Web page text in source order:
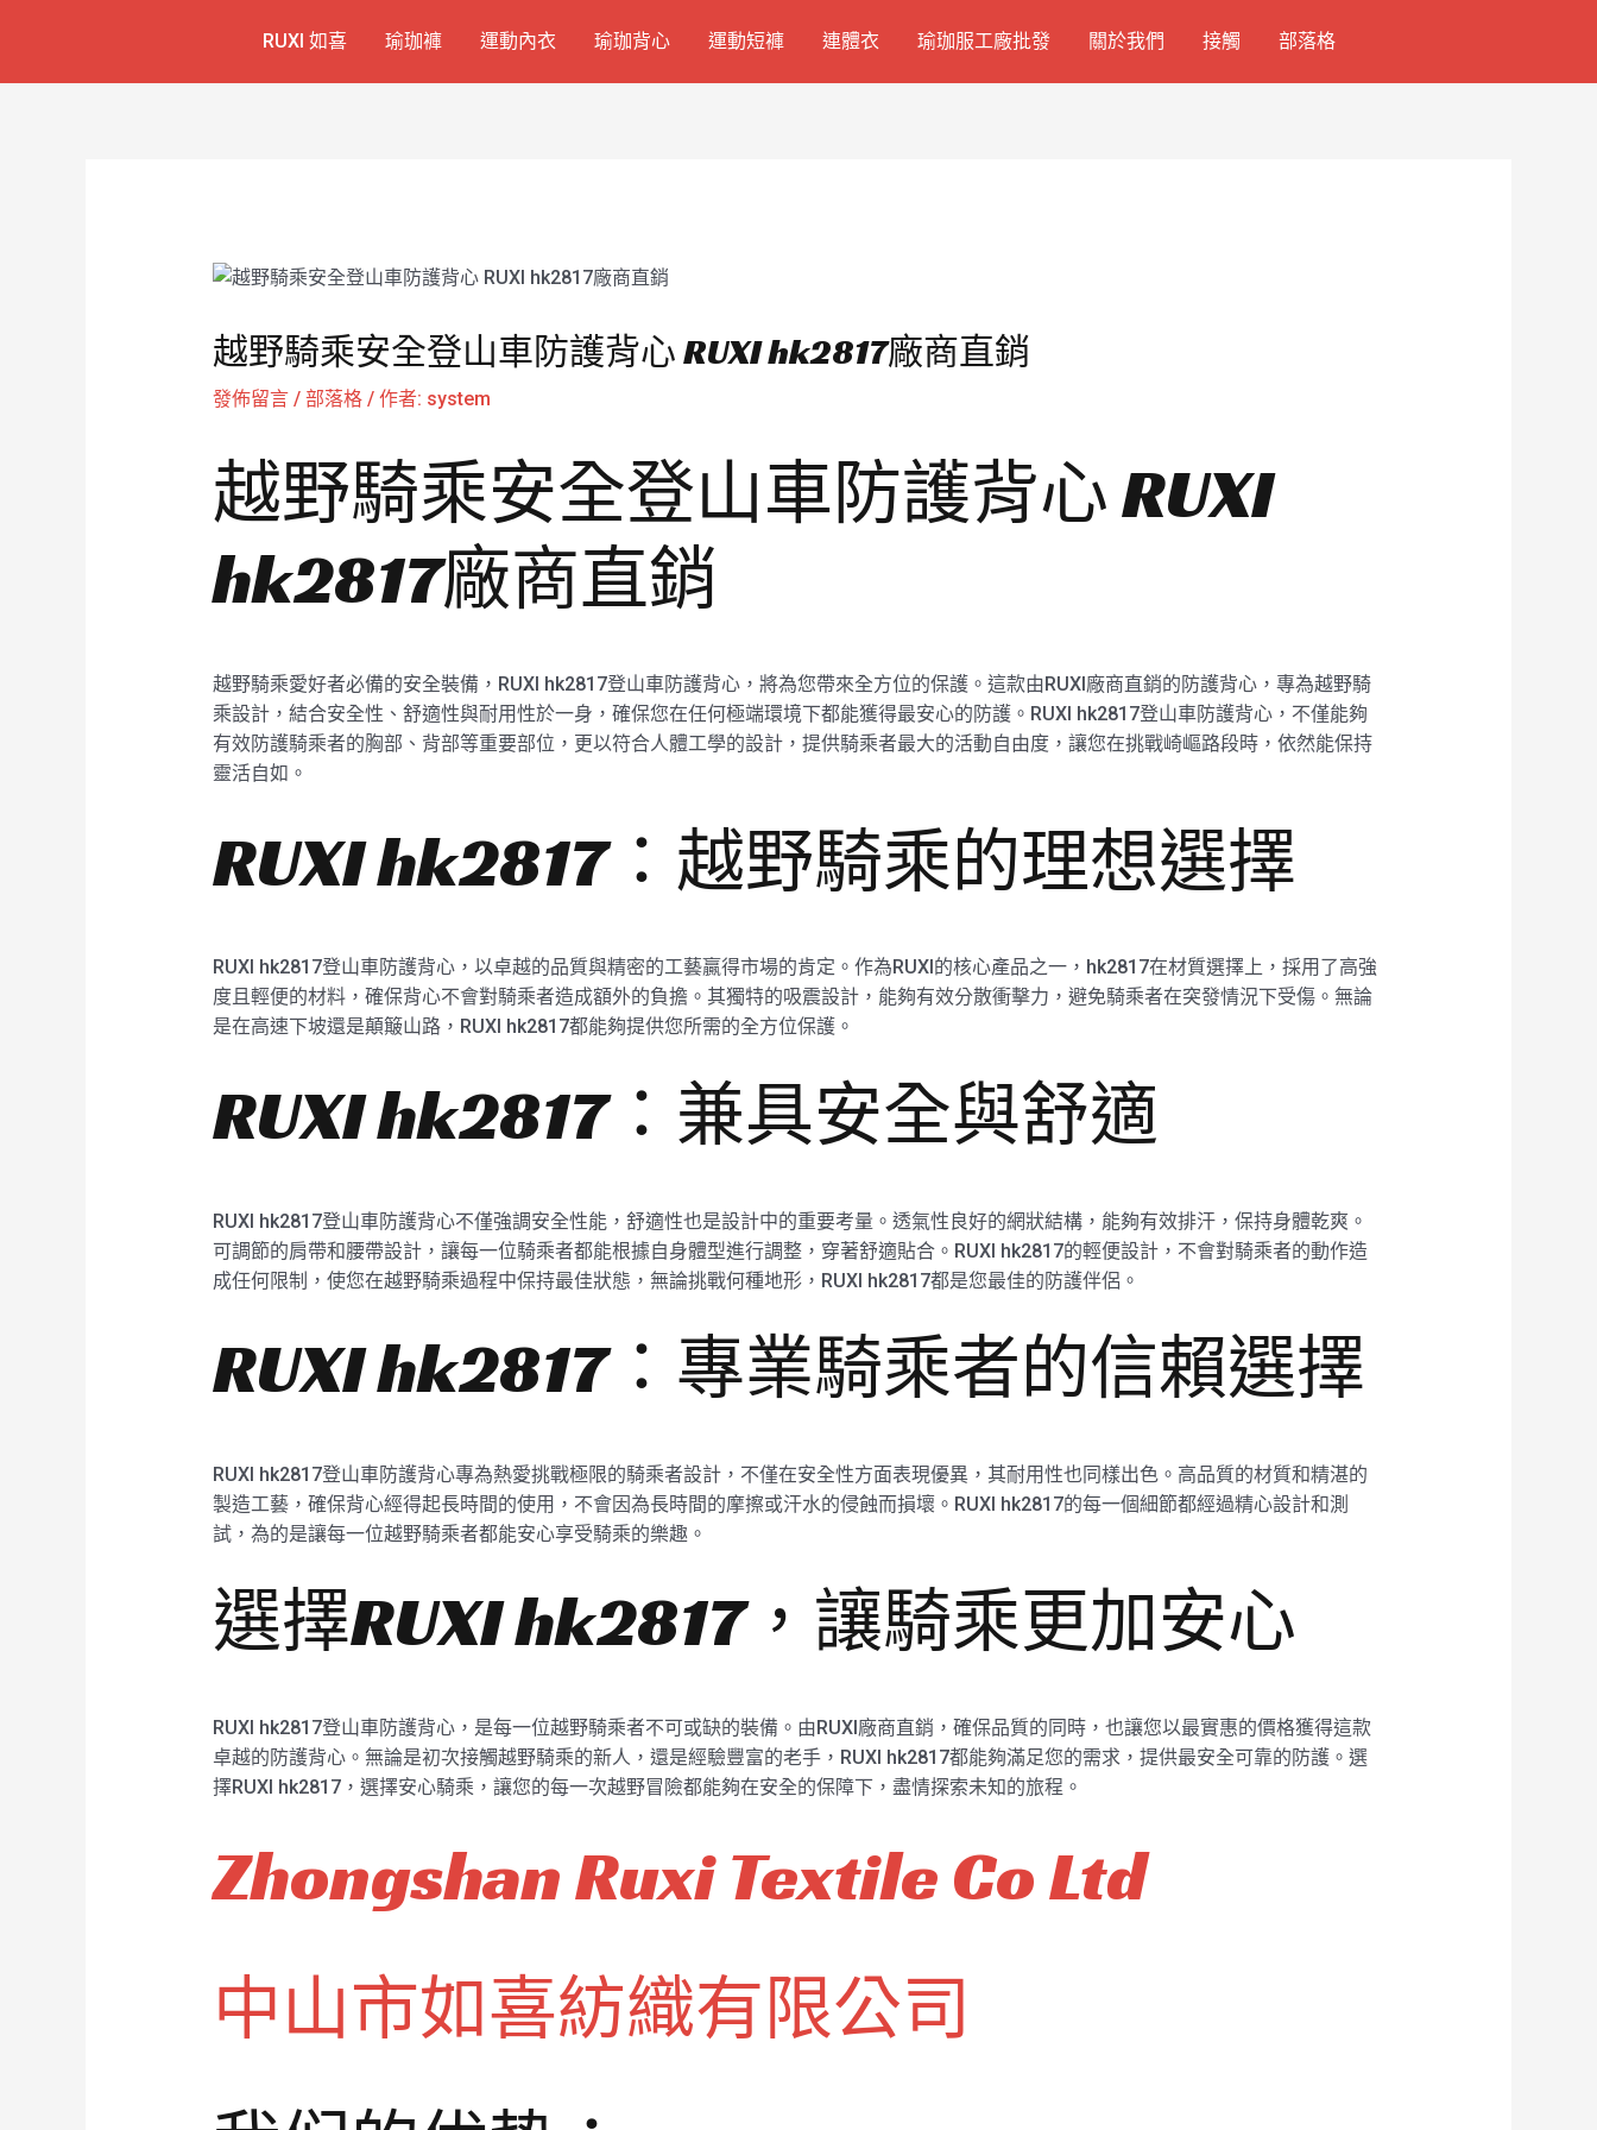
RUXI 如喜 瑜珈褲 運動內衣 瑜珈背心 運動短褲 連體衣 瑜珈服工廠批發 關於我們 接觸 部落格
越野騎乘安全登山車防護背心 RUXI hk2817廠商直銷
發佈留言 / 部落格/ 作者: system
越野騎乘安全登山車防護背心 RUXI
hk2817廠商直銷
越野騎乘愛好者必備的安全裝備，RUXI hk2817登山車防護背心，將為您帶來全方位的保護。這款由RUXI廠商直銷的防護背心，專為越野騎
乘設計，結合安全性、舒適性與耐用性於一身，確保您在任何極端環境下都能獲得最安心的防護。RUXI hk2817登山車防護背心，不僅能夠
有效防護騎乘者的胸部、背部等重要部位，更以符合人體工學的設計，提供騎乘者最大的活動自由度，讓您在挑戰崎嶇路段時，依然能保持
靈活自如。
RUXI hk2817：越野騎乘的理想選擇
RUXI hk2817登山車防護背心，以卓越的品質與精密的工藝贏得市場的肯定。作為RUXI的核心產品之一，hk2817在材質選擇上，採用了高強
度且輕便的材料，確保背心不會對騎乘者造成額外的負擔。其獨特的吸震設計，能夠有效分散衝擊力，避免騎乘者在突發情況下受傷。無論
是在高速下坡還是顛簸山路，RUXI hk2817都能夠提供您所需的全方位保護。
RUXI hk2817：兼具安全與舒適
RUXI hk2817登山車防護背心不僅強調安全性能，舒適性也是設計中的重要考量。透氣性良好的網狀結構，能夠有效排汗，保持身體乾爽。
可調節的肩帶和腰帶設計，讓每一位騎乘者都能根據自身體型進行調整，穿著舒適貼合。RUXI hk2817的輕便設計，不會對騎乘者的動作造
成任何限制，使您在越野騎乘過程中保持最佳狀態，無論挑戰何種地形，RUXI hk2817都是您最佳的防護伴侶。
RUXI hk2817：專業騎乘者的信賴選擇
RUXI hk2817登山車防護背心專為熱愛挑戰極限的騎乘者設計，不僅在安全性方面表現優異，其耐用性也同樣出色。高品質的材質和精湛的
製造工藝，確保背心經得起長時間的使用，不會因為長時間的摩擦或汗水的侵蝕而損壞。RUXI hk2817的每一個細節都經過精心設計和測
試，為的是讓每一位越野騎乘者都能安心享受騎乘的樂趣。
選擇RUXI hk2817，讓騎乘更加安心
RUXI hk2817登山車防護背心，是每一位越野騎乘者不可或缺的裝備。由RUXI廠商直銷，確保品質的同時，也讓您以最實惠的價格獲得這款
卓越的防護背心。無論是初次接觸越野騎乘的新人，還是經驗豐富的老手，RUXI hk2817都能夠滿足您的需求，提供最安全可靠的防護。選
擇RUXI hk2817，選擇安心騎乘，讓您的每一次越野冒險都能夠在安全的保障下，盡情探索未知的旅程。
Zhongshan Ruxi Textile Co Ltd
中山市如喜紡織有限公司